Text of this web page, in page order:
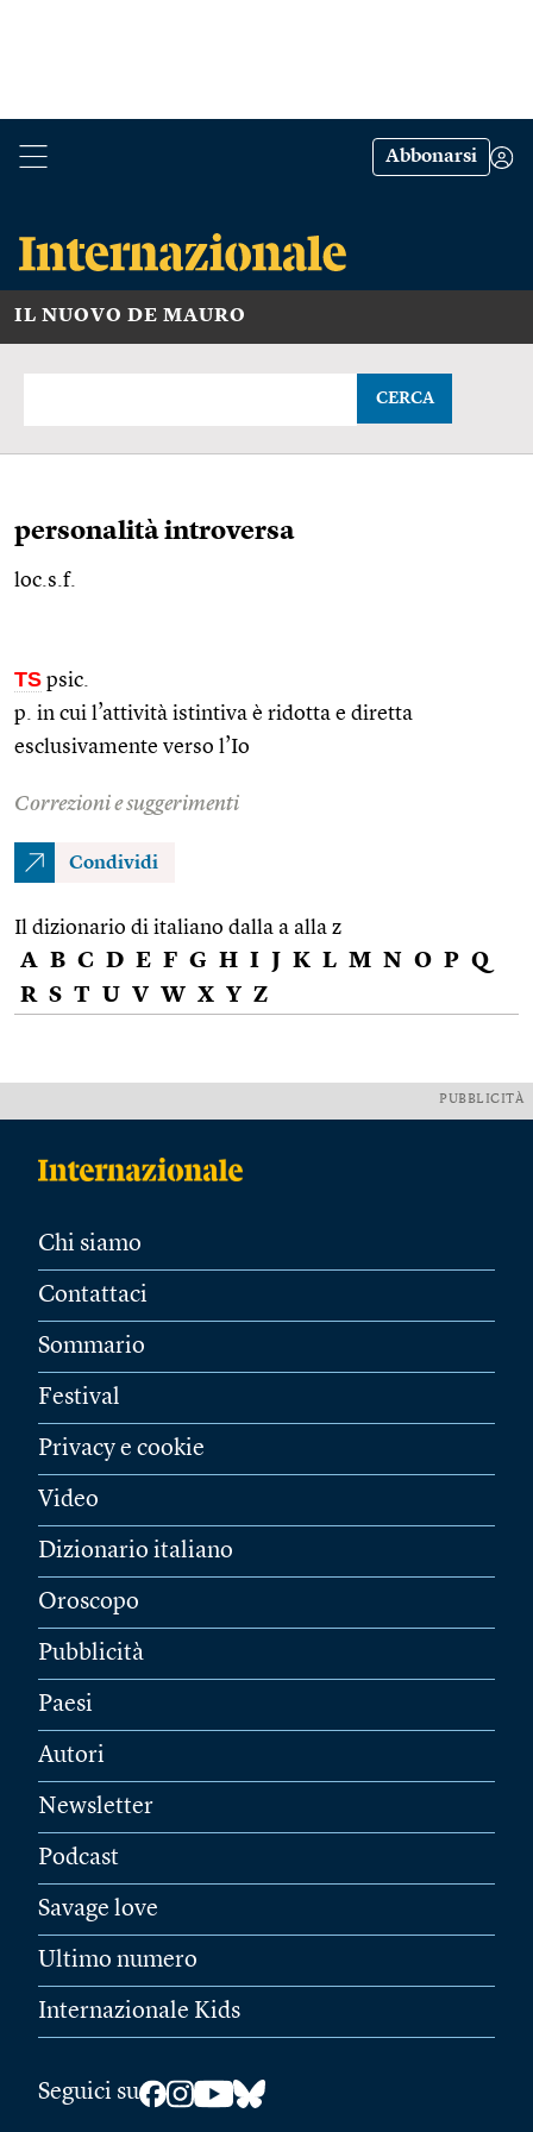
Abbonarsi
IL NUOVO DE MAURO
CERCA
personalità introversa
loc.s.f.
TS psic.
p. in cui l’attività istintiva è ridotta e diretta
esclusivamente verso l’Io
Correzioni e suggerimenti
Condividi
Il dizionario di italiano dalla a alla z
A B C D E F G H I J K L M N O P Q
R S T U V W X Y Z
PUBBLICITÀ
Chi siamo
Contattaci
Sommario
Festival
Privacy e cookie
Video
Dizionario italiano
Oroscopo
Pubblicità
Paesi
Autori
Newsletter
Podcast
Savage love
Ultimo numero
Internazionale Kids
Seguici su